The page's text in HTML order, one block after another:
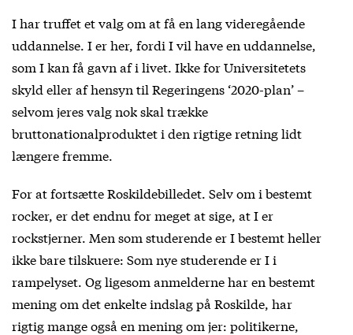
I har truffet et valg om at få en lang videregående
uddannelse. I er her, fordi I vil have en uddannelse,
som I kan få gavn af i livet. Ikke for Universitetets
skyld eller af hensyn til Regeringens ‘2020-plan’ –
selvom jeres valg nok skal trække
bruttonationalproduktet i den rigtige retning lidt
længere fremme.
For at fortsætte Roskildebilledet. Selv om i bestemt
rocker, er det endnu for meget at sige, at I er
rockstjerner. Men som studerende er I bestemt heller
ikke bare tilskuere: Som nye studerende er I i
rampelyset. Og ligesom anmelderne har en bestemt
mening om det enkelte indslag på Roskilde, har
rigtig mange også en mening om jer: politikerne,